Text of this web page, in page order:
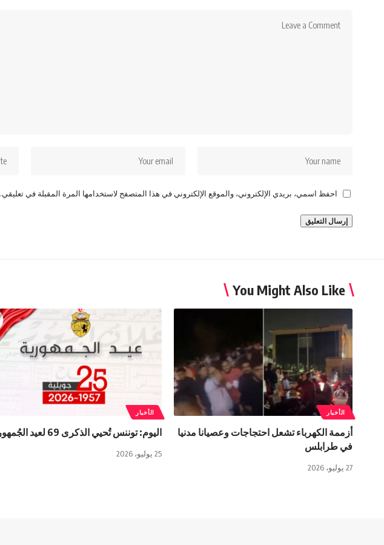
احفظ اسمي، بريدي الإلكتروني، والموقع الإلكتروني في هذا المتصفح لاستخدامها المرة المقبلة في تعليقي.
You Might Also Like
الأخبار
أزممة الكهرباء تشعل احتجاجات وعصيانا مدنيا
في طرابلس
27 يوليو، 2026
الأخبار
اليوم: توننس تُحيي الذكرى 69 لعيد الجُمهوريّة
25 يوليو، 2026